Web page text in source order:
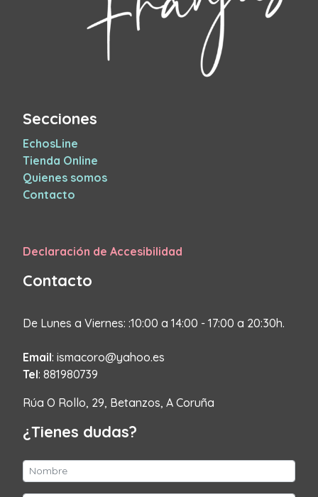
Secciones
EchosLine
Tienda Online
Quienes somos
Contacto
Declaración de Accesibilidad
Contacto
De Lunes a Viernes: :10:00 a 14:00 - 17:00 a 20:30h.
Email: ismacoro@yahoo.es
Tel: 881980739
Rúa O Rollo, 29, Betanzos, A Coruña
¿Tienes dudas?